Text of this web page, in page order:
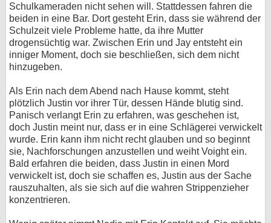
Schulkameraden nicht sehen will. Stattdessen fahren die
beiden in eine Bar. Dort gesteht Erin, dass sie während der
Schulzeit viele Probleme hatte, da ihre Mutter
drogensüchtig war. Zwischen Erin und Jay entsteht ein
inniger Moment, doch sie beschließen, sich dem nicht
hinzugeben.
Als Erin nach dem Abend nach Hause kommt, steht
plötzlich Justin vor ihrer Tür, dessen Hände blutig sind.
Panisch verlangt Erin zu erfahren, was geschehen ist,
doch Justin meint nur, dass er in eine Schlägerei verwickelt
wurde. Erin kann ihm nicht recht glauben und so beginnt
sie, Nachforschungen anzustellen und weiht Voight ein.
Bald erfahren die beiden, dass Justin in einen Mord
verwickelt ist, doch sie schaffen es, Justin aus der Sache
rauszuhalten, als sie sich auf die wahren Strippenzieher
konzentrieren.